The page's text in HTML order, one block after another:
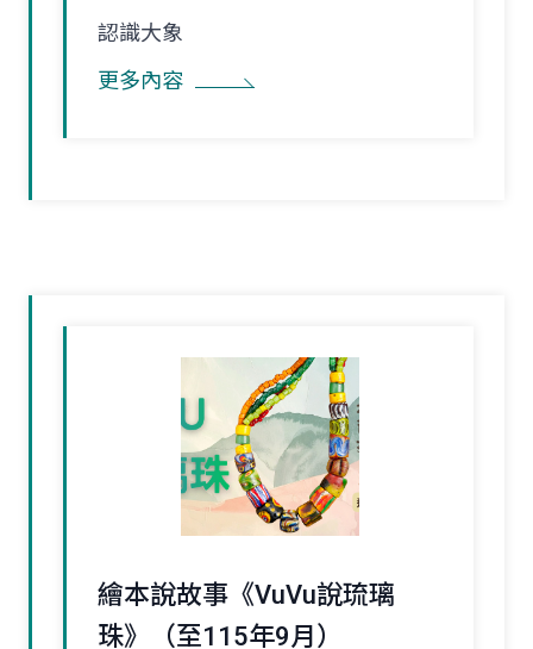
認識大象
更多內容
繪本說故事《VuVu說琉璃
珠》（至115年9月）